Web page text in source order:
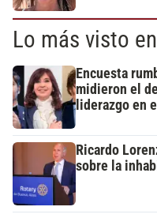
Lo más visto
Encuesta
midieron el
liderazgo en
Ricardo
sobre la